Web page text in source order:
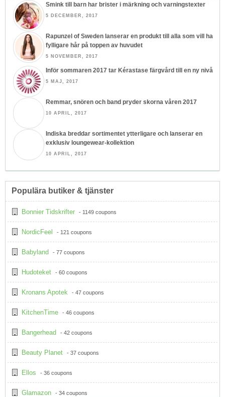
Smink till barn har brister i märkning och varningstexter
5 DECEMBER, 2017
Rapunzel of Sweden lanserar en produkt till alla som vill ha
fylligare hår på toppen av huvudet
5 NOVEMBER, 2017
Inför sommaren 2017 tar Kérastase färgvård till en ny nivå
5 MAJ, 2017
Remmar, snören och band pryder skorna våren 2017
10 APRIL, 2017
Indiska breddar sortimentet ytterligare och lanserar en
exklusiv loungewear-kollektion
10 APRIL, 2017
Populära butiker & tjänster
Bonnier Tidskrifter - 1149 coupons
NordicFeel - 121 coupons
Babyland - 77 coupons
Hudoteket - 60 coupons
Kronans Apotek - 47 coupons
KitchenTime - 46 coupons
Bangerhead - 42 coupons
Beauty Planet - 37 coupons
Ellos - 36 coupons
Glamazon - 34 coupons